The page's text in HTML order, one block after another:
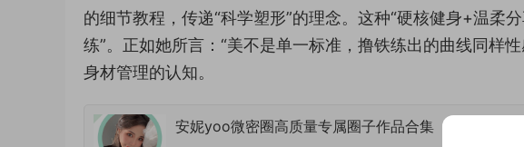
的细节教程，传递“科学塑形”的理念。这种“硬核健身+温柔
练”。正如她所言：“美不是单一标准，撸铁练出的曲线同样
身材管理的认知。
安妮yoo微密圈高质量专属圈子作品合集